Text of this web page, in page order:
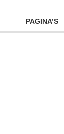
PAGINA’S